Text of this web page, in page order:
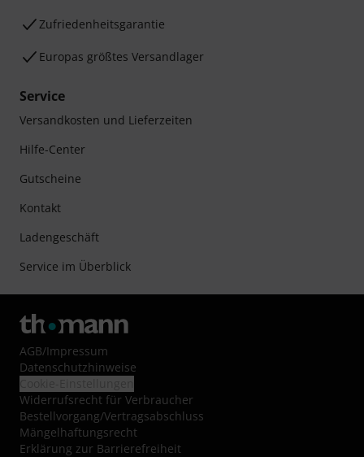
Zufriedenheitsgarantie
Europas größtes Versandlager
Service
Versandkosten und Lieferzeiten
Hilfe-Center
Gutscheine
Kontakt
Ladengeschäft
Service im Überblick
AGB/Impressum
Datenschutzhinweise
Widerrufsrecht für Verbraucher
Bestellvorgang/Vertragsabschluss
Mängelhaftungsrecht
Erklärung zur Barrierefreiheit